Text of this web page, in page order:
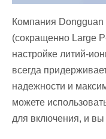
Компания Dongguan
(сокращенно Large
настройке литий-
всегда
надежности и
можете
для включения, и вы